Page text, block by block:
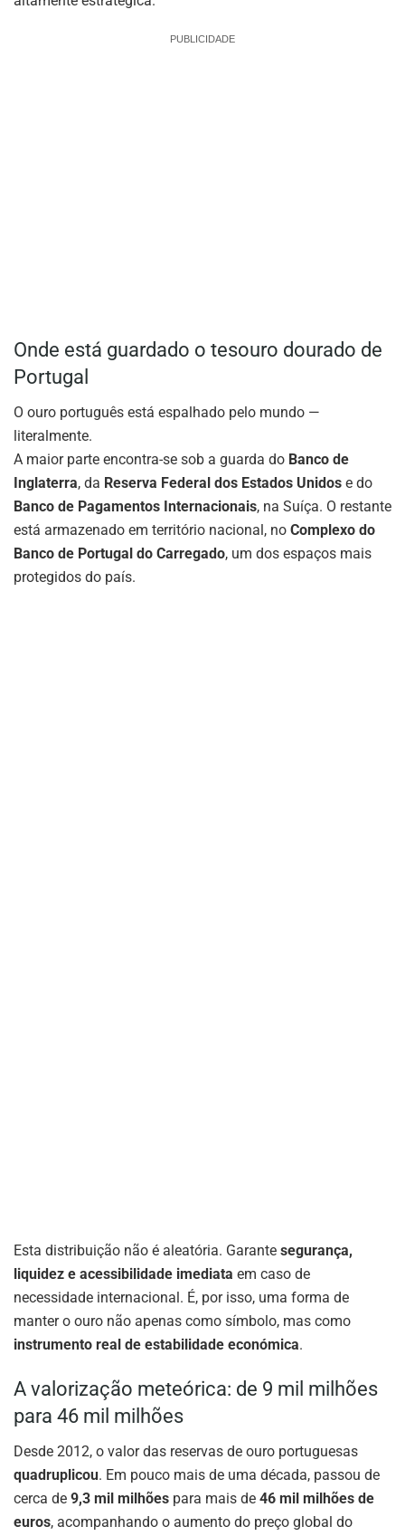
PUBLICIDADE
Onde está guardado o tesouro dourado de
Portugal
O ouro português está espalhado pelo mundo —
literalmente.
A maior parte encontra-se sob a guarda do Banco de
Inglaterra, da Reserva Federal dos Estados Unidos e do
Banco de Pagamentos Internacionais, na Suíça. O restante
está armazenado em território nacional, no Complexo do
Banco de Portugal do Carregado, um dos espaços mais
protegidos do país.
Esta distribuição não é aleatória. Garante segurança,
liquidez e acessibilidade imediata em caso de
necessidade internacional. É, por isso, uma forma de
manter o ouro não apenas como símbolo, mas como
instrumento real de estabilidade económica.
A valorização meteórica: de 9 mil milhões
para 46 mil milhões
Desde 2012, o valor das reservas de ouro portuguesas
quadruplicou. Em pouco mais de uma década, passou de
cerca de 9,3 mil milhões para mais de 46 mil milhões de
euros, acompanhando o aumento do preço global do